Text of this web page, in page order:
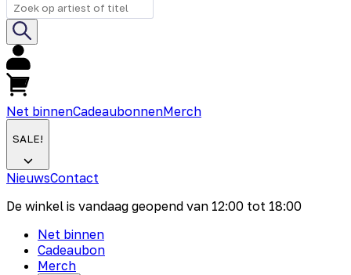
Net binnenCadeaubonnenMerch
SALE!
NieuwsContact
De winkel is vandaag geopend van 12:00 tot 18:00
Net binnen
Cadeaubon
Merch